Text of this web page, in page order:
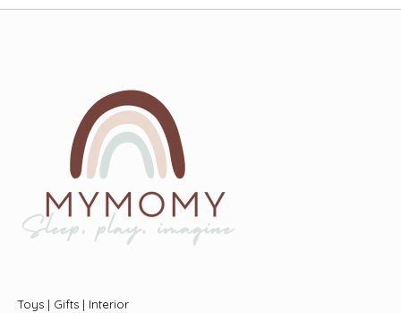
Toys | Gifts | Interior